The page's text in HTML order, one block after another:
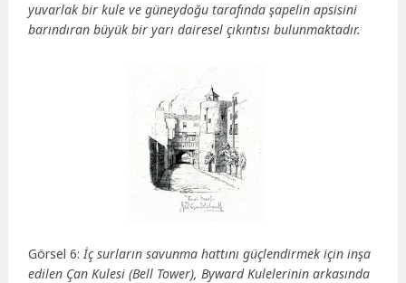
yuvarlak bir kule ve güneydoğu tarafında şapelin apsisini
barındıran büyük bir yarı dairesel çıkıntısı bulunmaktadır.
Görsel 6: İç surların savunma hattını güçlendirmek için inşa
edilen Çan Kulesi (Bell Tower), Byward Kulelerinin arkasında